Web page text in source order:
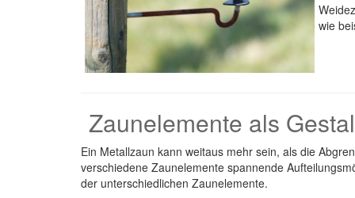
wie
Zaunelemente als
Ein Metallzaun kann weitaus mehr sein, als die
verschiedene Zaunelemente spannende
der unterschiedlichen Zaunelemente.